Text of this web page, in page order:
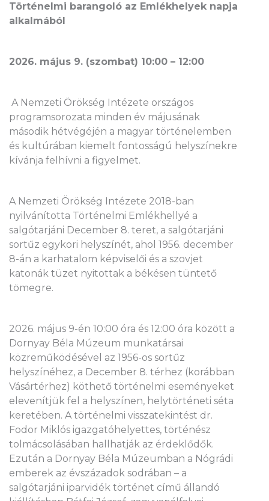
Történelmi barangoló az Emlékhelyek napja
alkalmából
2026. május 9. (szombat) 10:00 – 12:00
A Nemzeti Örökség Intézete országos
programsorozata minden év májusának
második hétvégéjén a magyar történelemben
és kultúrában kiemelt fontosságú helyszínekre
kívánja felhívni a figyelmet.
A Nemzeti Örökség Intézete 2018-ban
nyilvánította Történelmi Emlékhellyé a
salgótarjáni December 8. teret, a salgótarjáni
sortűz egykori helyszínét, ahol 1956. december
8-án a karhatalom képviselői és a szovjet
katonák tüzet nyitottak a békésen tüntető
tömegre.
2026. május 9-én 10:00 óra és 12:00 óra között a
Dornyay Béla Múzeum munkatársai
közreműködésével az 1956-os sortűz
helyszínéhez, a December 8. térhez (korábban
Vásártérhez) köthető történelmi eseményeket
elevenítjük fel a helyszínen, helytörténeti séta
keretében. A történelmi visszatekintést dr.
Fodor Miklós igazgatóhelyettes, történész
tolmácsolásában hallhatják az érdeklődők.
Ezután a Dornyay Béla Múzeumban a Nógrádi
emberek az évszázadok sodrában – a
salgótarjáni iparvidék történet című állandó